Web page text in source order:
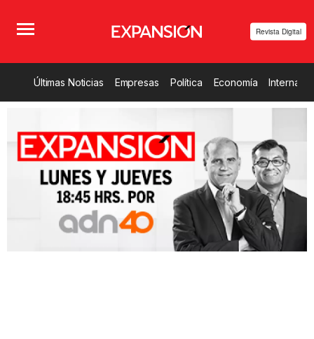
Revista Digital
Últimas Noticias Empresas Política Economía